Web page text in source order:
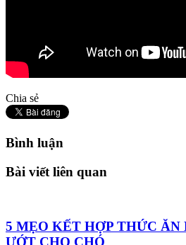
Chia sẻ
Bình luận
Bài viết liên quan
5 MẸO KẾT HỢP THỨC
ƯỚT CHO CHÓ